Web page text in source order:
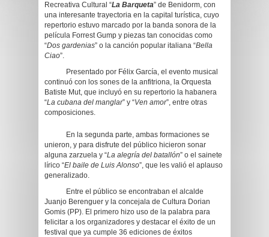
Recreativa Cultural “La Barqueta” de Benidorm, con
una interesante trayectoria en la capital turística, cuyo
repertorio estuvo marcado por la banda sonora de la
película Forrest Gump y piezas tan conocidas como
“Dos gardenias” o la canción popular italiana “Bella
Ciao”.
Presentado por Félix García, el evento musical
continuó con los sones de la anfitriona, la Orquesta
Batiste Mut, que incluyó en su repertorio la habanera
“La cubana del manglar” y “Ven amor”, entre otras
composiciones.
En la segunda parte, ambas formaciones se
unieron, y para disfrute del público hicieron sonar
alguna zarzuela y “La alegría del batallón” o el sainete
lírico “El baile de Luis Alonso”, que les valió el aplauso
generalizado.
Entre el público se encontraban el alcalde
Juanjo Berenguer y la concejala de Cultura Dorian
Gomis (PP). El primero hizo uso de la palabra para
felicitar a los organizadores y destacar el éxito de un
festival que ya cumple 36 ediciones de éxitos